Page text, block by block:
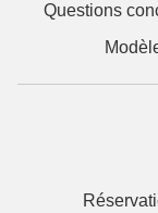
Questions